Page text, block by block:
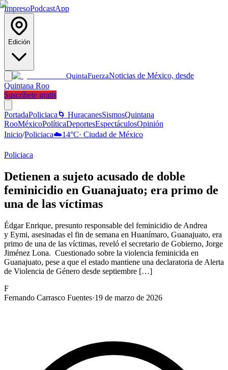
ImpresoPodcastApp
Edición
QuintaFuerzaNoticias de México, desde
Quintana Roo
Suscríbete gratis
PortadaPoliciaca 🌀 HuracanesSismosQuintana
RooMéxicoPolíticaDeportesEspectáculosOpinión
Inicio/Policiaca☁️14°C· Ciudad de México
Policiaca
Detienen a sujeto acusado de doble
feminicidio en Guanajuato; era primo de
una de las víctimas
Édgar Enrique, presunto responsable del feminicidio de Andrea
y Eymi, asesinadas el fin de semana en Huanímaro, Guanajuato, era
primo de una de las víctimas, reveló el secretario de Gobierno, Jorge
Jiménez Lona. Cuestionado sobre la violencia feminicida en
Guanajuato, pese a que el estado mantiene una declaratoria de Alerta
de Violencia de Género desde septiembre […]
F
Fernando Carrasco Fuentes·19 de marzo de 2026